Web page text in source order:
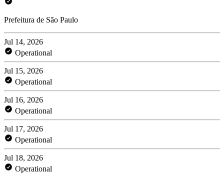
Prefeitura de São Paulo
Jul 14, 2026
Operational
Jul 15, 2026
Operational
Jul 16, 2026
Operational
Jul 17, 2026
Operational
Jul 18, 2026
Operational